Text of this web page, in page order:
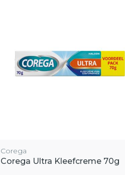
Corega
Corega Ultra Kleefcreme 70g